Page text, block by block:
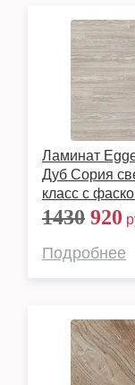
Ламинат
Дуб Сория
класс с
1430 920
Подробнее